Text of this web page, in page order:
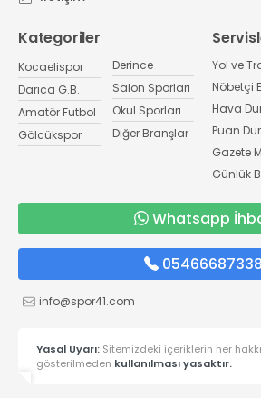
Kategoriler
Kocaelispor
Darıca G.B.
Amatör Futbol
Gölcükspor
Derince
Salon Sporları
Okul Sporları
Diğer Branşlar
Yol ve
Nöbetçi
Hava
Puan
Gazete
Günlük
Whatsapp
05466687338
info@spor41.com
Yasal Uyarı: Sitemizdeki içeriklerin her
gösterilmeden kullanılması yasaktır.